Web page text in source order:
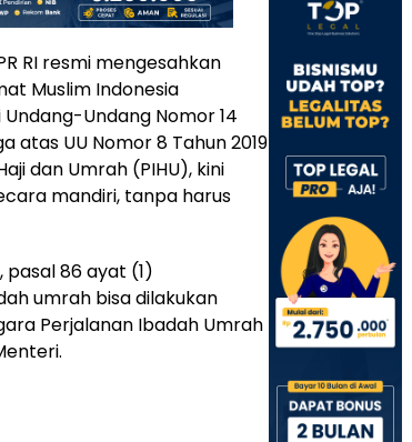
RI resmi mengesahkan
Muslim Indonesia
Undang Nomor 14
atas UU Nomor 8 Tahun 2019
dan Umrah (PIHU), kini
mandiri, tanpa harus
86 ayat (1)
umrah bisa dilakukan
Perjalanan Ibadah Umrah